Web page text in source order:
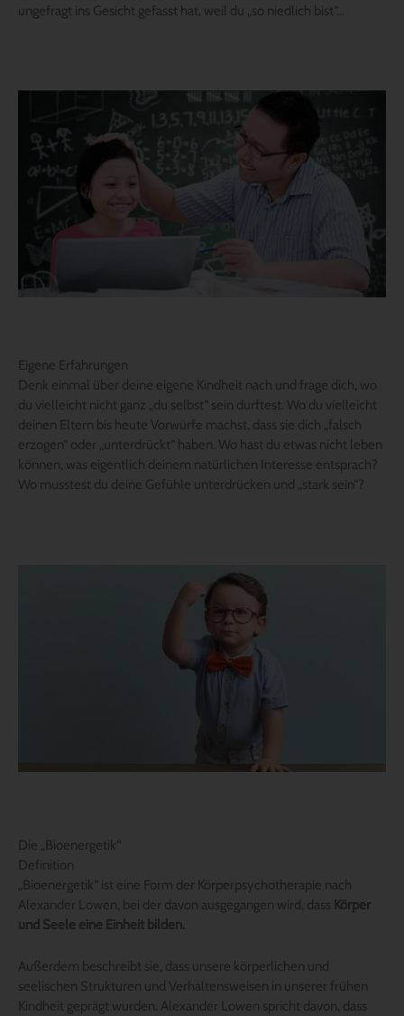
ungefragt ins Gesicht gefasst hat, weil du „so niedlich bist“…
Eigene Erfahrungen
Denk einmal über deine eigene Kindheit nach und frage dich, wo
du vielleicht nicht ganz „du selbst“ sein durftest. Wo du vielleicht
deinen Eltern bis heute Vorwürfe machst, dass sie dich „falsch
erzogen“ oder „unterdrückt“ haben. Wo hast du etwas nicht leben
können, was eigentlich deinem natürlichen Interesse entsprach?
Wo musstest du deine Gefühle unterdrücken und „stark sein“?
Die „Bioenergetik“
Definition
„Bioenergetik“ ist eine Form der Körperpsychotherapie nach
Alexander Lowen, bei der davon ausgegangen wird, dass Körper
und Seele eine Einheit bilden.
Außerdem beschreibt sie, dass unsere körperlichen und
seelischen Strukturen und Verhaltensweisen in unserer frühen
Kindheit geprägt wurden. Alexander Lowen spricht davon, dass